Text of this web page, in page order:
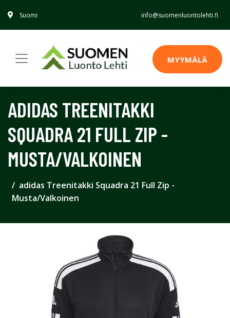
Suomi info@suomenluontolehti.fi
MYYMÄLÄ
ADIDAS TREENITAKKI
SQUADRA 21 FULL ZIP -
MUSTA/VALKOINEN
adidas Treenitakki Squadra 21 Full Zip -
Musta/Valkoinen